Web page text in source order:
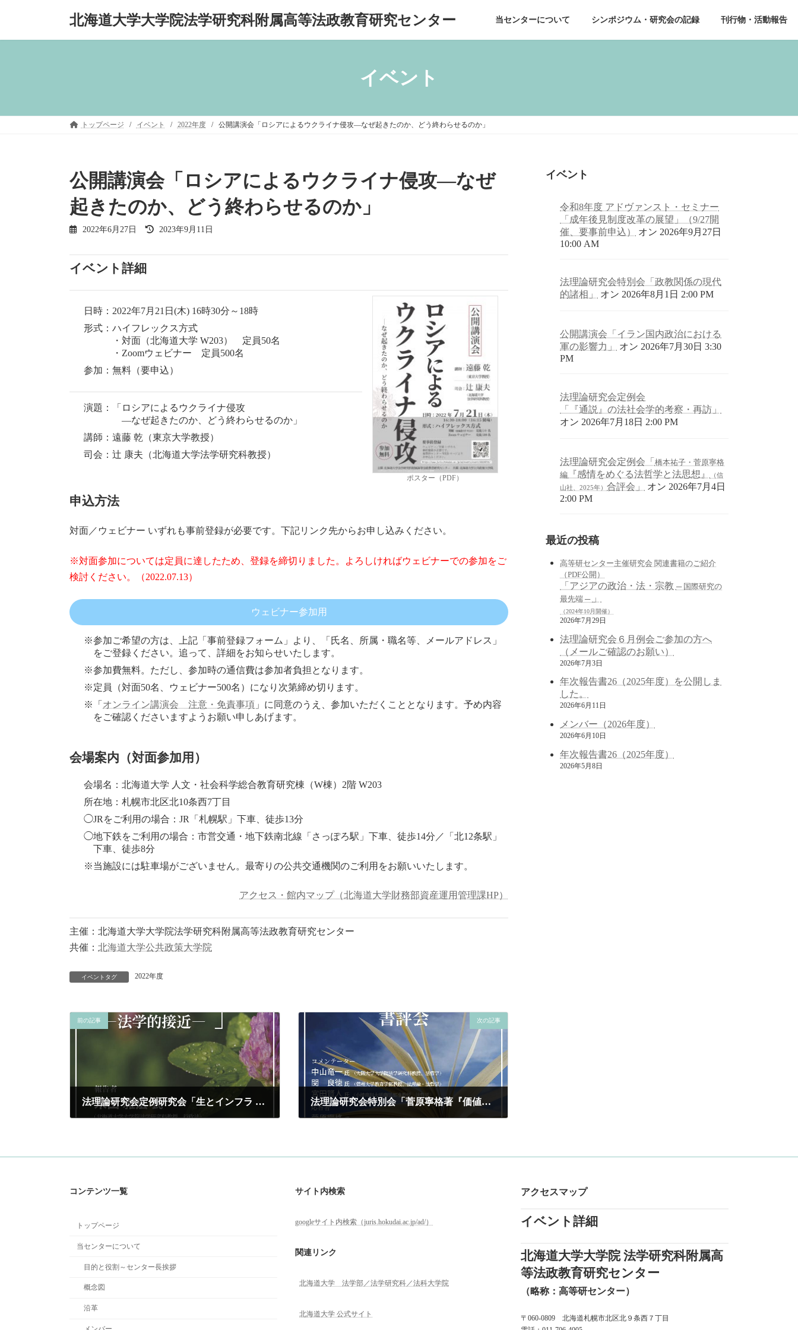
ン
プ
ー
動
北海道大学大学院法学研究科附属高等法政教育研究センター 当センターについて シンポジウム・研究会の記録 刊行物・活動報告
イベント
トップページ イベント 2022年度 公開講演会「ロシアによるウクライナ侵攻―なぜ起きたのか、どう終わらせるのか」
公開講演会「ロシアによるウクライナ侵攻―なぜ
起きたのか、どう終わらせるのか」
2022年6月27日
最
2023年9月11日
イベント詳細
日時：2022年7月21日(木) 16時30分～18時
形式：ハイフレックス方式
・対面（北海道大学 W203） 定員50名
・Zoomウェビナー 定員500名
参加：無料（要申込）
演題：「ロシアによるウクライナ侵攻
―なぜ起きたのか、どう終わらせるのか」
講師：遠藤 乾（東京大学教授）
司会：辻 康夫（北海道大学法学研究科教授）
ポスター（PDF）
申込方法
対面／ウェビナー いずれも事前登録が必要です。下記リンク先からお申し込みください。
※対面参加については定員に達したため、登録を締切りました。よろしければウェビナーでの参加をご
検討ください。（2022.07.13）
ウェビナー参加用
※参加ご希望の方は、上記「事前登録フォーム」より、「氏名、所属・職名等、メールアドレス」
をご登録ください。追って、詳細をお知らせいたします。
※参加費無料。ただし、参加時の通信費は参加者負担となります。
※定員（対面50名、ウェビナー500名）になり次第締め切ります。
※「 オンライン講演会 注意・免責事項 」に同意のうえ、参加いただくこととなります。予め内容
をご確認くださいますようお願い申しあげます。
会場案内（対面参加用）
会場名：北海道大学 人文・社会科学総合教育研究棟（W棟）2階 W203
所在地：札幌市北区北10条西7丁目
◯JRをご利用の場合：JR「札幌駅」下車、徒歩13分
◯地下鉄をご利用の場合：市営交通・地下鉄南北線「さっぽろ駅」下車、徒歩14分／「北12条駅」
下車、徒歩8分
※当施設には駐車場がございません。最寄りの公共交通機関のご利用をお願いいたします。
アクセス・館内マップ（北海道大学財務部資産運用管理課HP）
主催：北海道大学大学院法学研究科附属高等法政教育研究センター
共催： 北海道大学公共政策大学院
イベントタグ 2022年度
前の記事
法理論研究会定例研究会「生とインフラ ―法学的接近―」
次の記事
法理論研究会特別会「菅原寧格著『価値相対主義問題とは何か』（信山社、2022年）書評会」
イベント
令和8年度 アドヴァンスト・セミナー
「成年後見制度改革の展望」（9/27開
催、要事前申込）
オン 2026年9月27日
10:00 AM
法理論研究会特別会「政教関係の現代
的諸相」
オン 2026年8月1日 2:00 PM
公開講演会「イラン国内政治における
軍の影響力」
オン 2026年7月30日 3:30
PM
法理論研究会定例会
「『通説』の法社会学的考察・再訪」
オン 2026年7月18日 2:00 PM
法理論研究会定例会「橋本祐子・菅原寧格
編
『感情をめぐる法哲学と法思想』
（信
山社、2025年）合評会」
オン 2026年7月4日
2:00 PM
最近の投稿
高等研センター主催研究会 関連書籍のご紹介
（PDF公開）
「アジアの政治・法・宗教─ 国際研究の
最先端 ─ 」
（2024年10月開催）
2026年7月29日
法理論研究会６月例会ご参加の方へ
（メールご確認のお願い）
2026年7月3日
年次報告書26（2025年度）を公開しま
した。
2026年6月11日
メンバー（2026年度）
2026年6月10日
年次報告書26（2025年度）
2026年5月8日
コンテンツ一覧
トップページ
当センターについて
目的と役割～センター長挨拶
概念図
沿革
サイト内検索
googleサイト内検索（juris.hokudai.ac.jp/ad/）
関連リンク
北海道大学 法学部／法学研究科／法科大学院
北海道大学 公式サイト
アクセスマップ
イベント詳細
北海道大学大学院 法学研究科附属高
等法政教育研究センター
（略称：高等研センター）
〒060-0809 北海道札幌市北区北９条西７丁目